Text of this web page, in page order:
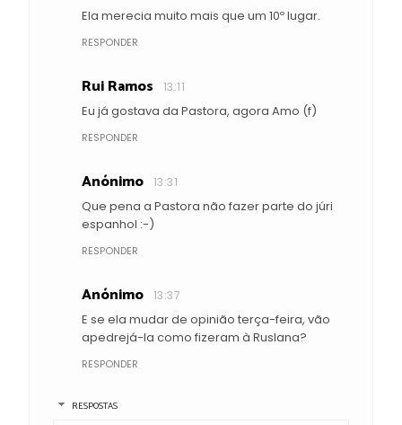
Ela merecia muito mais que um 10º lugar.
RESPONDER
Rui Ramos 13:11
Eu já gostava da Pastora, agora Amo (f)
RESPONDER
Anónimo 13:31
Que pena a Pastora não fazer parte do júri
espanhol :-)
RESPONDER
Anónimo 13:37
E se ela mudar de opinião terça-feira, vão
apedrejá-la como fizeram à Ruslana?
RESPONDER
RESPOSTAS